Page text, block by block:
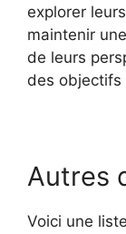
explorer
maintenir
de leurs
des objectifs
Autres
Voici une